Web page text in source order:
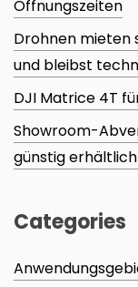
Öffnungszeiten
Drohnen mieten
und bleibst
DJI Matrice 4T
Showroom-
günstig
Categories